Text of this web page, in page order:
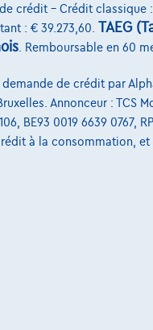
crédit – Crédit classique
: € 39.273,60. TAEG
. Remboursable en 60
de crédit par
Bruxelles. Annonceur :
BE93 0019 6639
à la consommation,